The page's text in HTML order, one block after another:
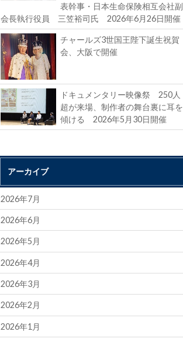
表幹事・日本生命保険相互会社副
会長執行役員 三笠裕司氏 2026年6月26日開催
チャールズ3世国王陛下誕生祝賀
会、大阪で開催
ドキュメンタリー映像祭 250人
超が来場、制作者の舞台裏に耳を
傾ける 2026年5月30日開催
アーカイブ
2026年7月
2026年6月
2026年5月
2026年4月
2026年3月
2026年2月
2026年1月